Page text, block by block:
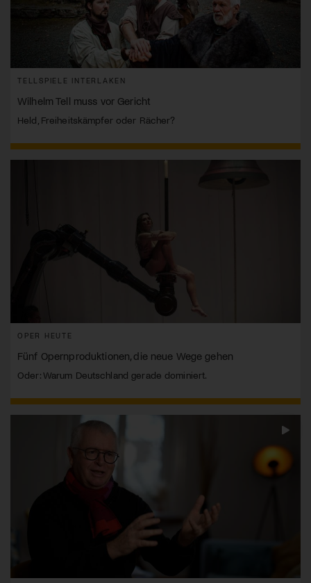
TELLSPIELE INTERLAKEN
Wilhelm Tell muss vor Gericht
Held, Freiheitskämpfer oder Rächer?
OPER HEUTE
Fünf Opernproduktionen, die neue Wege gehen
Oder: Warum Deutschland gerade dominiert.